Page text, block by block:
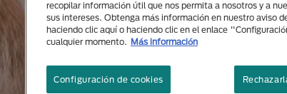
recopilar información útil que nos permita a nosotros y a
sus intereses. Obtenga más información en nuestro aviso
haciendo clic aquí o haciendo clic en el enlace
cualquier momento. Más información
Configuración de cookies